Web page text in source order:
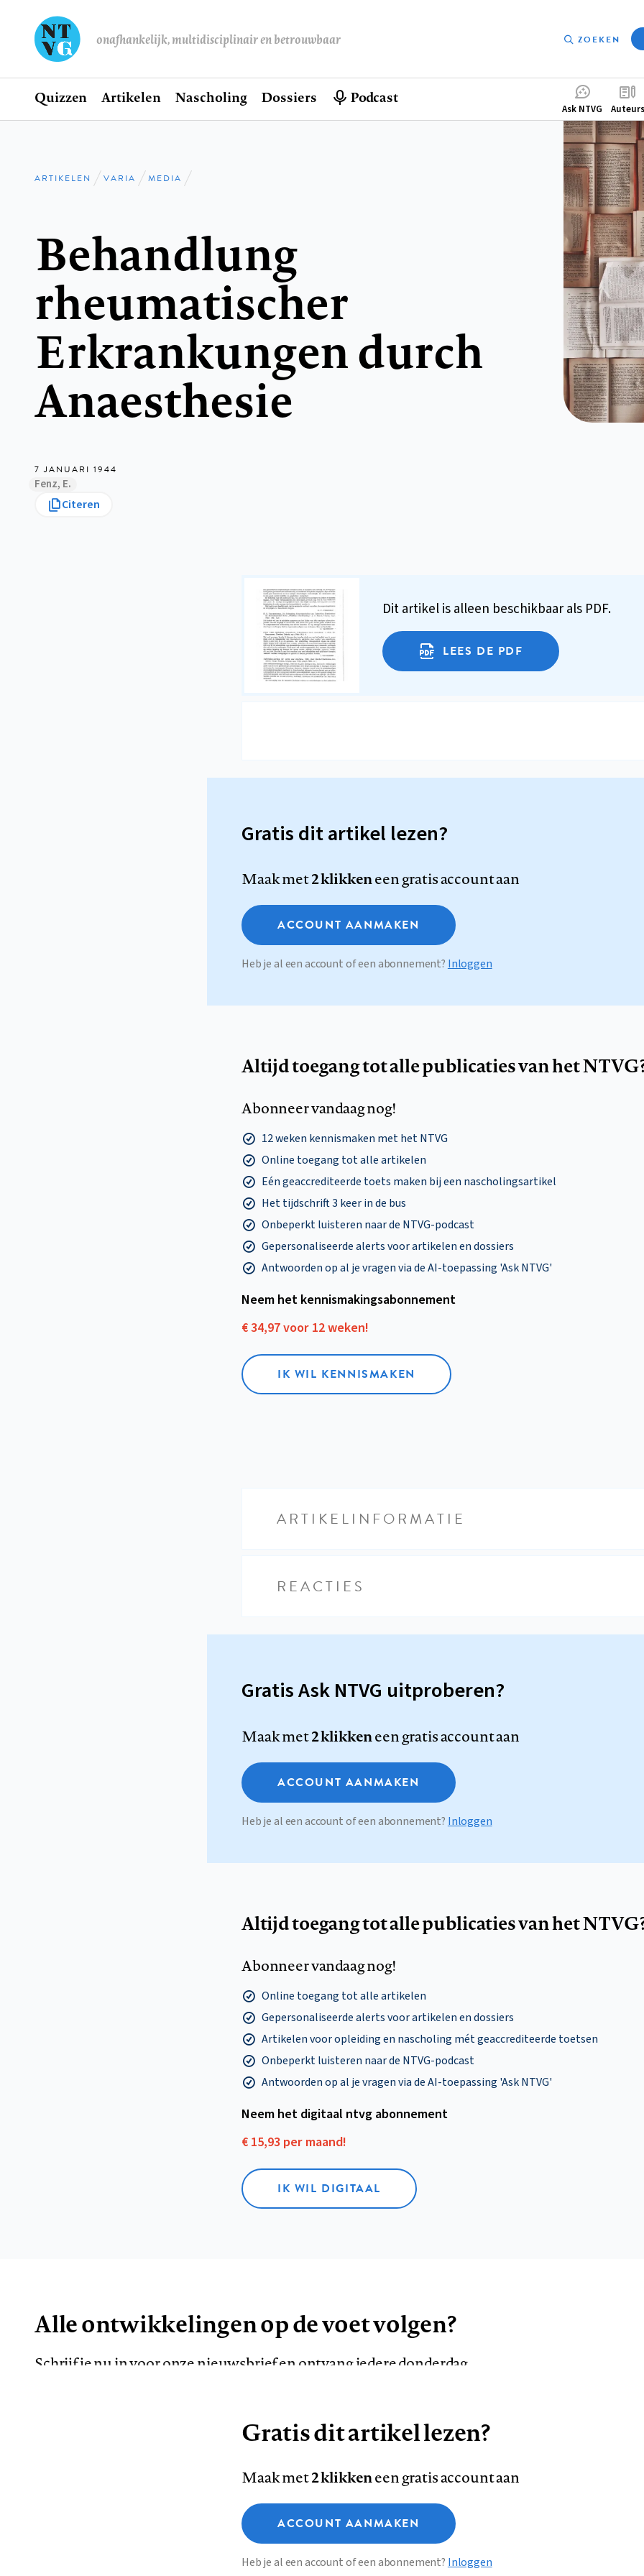
onafhankelijk, multidisciplinair en betrouwbaar ZOEKEN
Hoofdnavigatie
Home
Quizzen Artikelen Nascholing Dossiers Podcast
menu
Ask NTVG Auteurs
Kruimelpad
ARTIKELEN VARIA MEDIA
Behandlung
rheumatischer
Erkrankungen durch
Anaesthesie
7 JANUARI 1944
Fenz, E.
Citeren
Dit artikel is alleen beschikbaar als PDF.
LEES DE PDF
Gratis dit artikel lezen?
Maak met2 klikkeneen gratis account aan
ACCOUNT AANMAKEN
Heb je al een account of een abonnement? Inloggen
Altijd toegang tot alle publicaties van het
Abonneer vandaag nog!
12 weken kennismaken met het NTVG
Online toegang tot alle artikelen
Eén geaccrediteerde toets maken bij een nascholingsartikel
Het tijdschrift 3 keer in de bus
Onbeperkt luisteren naar de NTVG-podcast
Gepersonaliseerde alerts voor artikelen en dossiers
Antwoorden op al je vragen via de AI-toepassing 'Ask NTVG'
Neem het kennismakings­abonnement
€ 34,97 voor 12 weken!
IK WIL KENNISMAKEN
ARTIKELINFORMATIE
REACTIES
Gratis Ask NTVG uitproberen?
Maak met2 klikkeneen gratis account aan
ACCOUNT AANMAKEN
Heb je al een account of een abonnement? Inloggen
Altijd toegang tot alle publicaties van het
Abonneer vandaag nog!
Online toegang tot alle artikelen
Gepersonaliseerde alerts voor artikelen en dossiers
Artikelen voor opleiding en nascholing mét geaccrediteerde toetsen
Onbeperkt luisteren naar de NTVG-podcast
Antwoorden op al je vragen via de AI-toepassing 'Ask NTVG'
Neem het digitaal ntvg abonnement
€ 15,93 per maand!
IK WIL DIGITAAL
Alle ontwikkelingen op de voet volgen?
Schrijf je nu in voor onze nieuwsbrief en ontvang iedere donderdag
AANMELDEN
Colofon Disclaimer Privacy About us
Deze site gebruikt cookies
Functionele cookies
Analytische cookies
Gratis dit artikel lezen?
Maak met2 klikkeneen gratis account aan
ACCOUNT AANMAKEN
Heb je al een account of een abonnement? Inloggen